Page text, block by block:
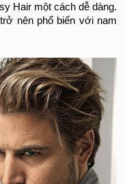
Hair một cách dễ dàng.
nên phổ biến với nam